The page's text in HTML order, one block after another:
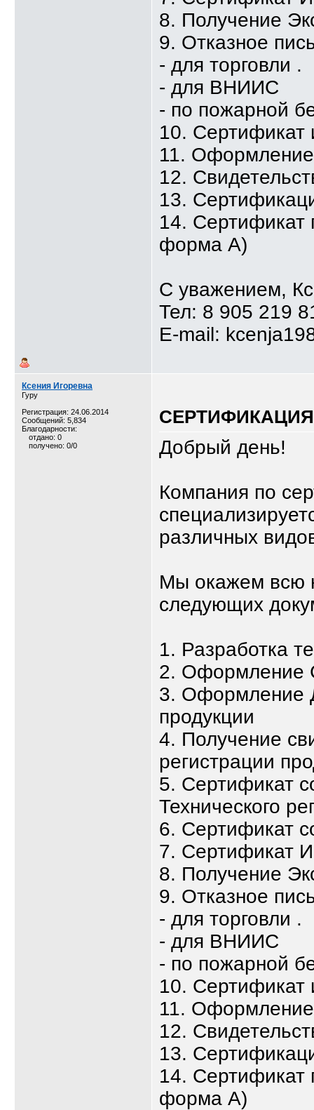
8. Получение
9. Отказное
- для торговли .
- для ВНИИС
- по пожарной
10. Сертификат
11.
12.
13.
14. Сертификат
форма А)
С уважением,
Тел: 8 905 219
E-mail:
Ксения Игоревна
Гуру
Регистрация: 24.06.2014
Сообщений: 5,834
Благодарности:
отдано: 0
получено: 0/0
Добрый день!
Компания по
различных
Мы окажем всю
следующих
1. Разработка
2. Оформление
3. Оформление
продукции
4. Получение
регистрации
5. Сертификат
Технического
6. Сертификат
7. Сертификат
8. Получение
9. Отказное
- для торговли .
- для ВНИИС
- по пожарной
10. Сертификат
11.
12.
13.
14. Сертификат
форма А)